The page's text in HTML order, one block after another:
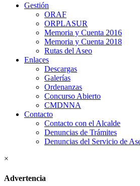
Gestión
ORAF
ORPLASUR
Memoria y Cuenta 2016
Memoria y Cuenta 2018
Rutas del Aseo
Enlaces
Descargas
Galerías
Ordenanzas
Concurso Abierto
CMDNNA
Contacto
Contacto con el Alcalde
Denuncias de Trámites
Denuncias del Servicio de
×
Advertencia